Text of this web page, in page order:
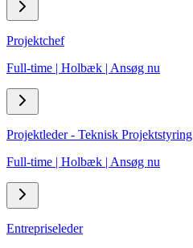
Projektchef
Full-time | Holbæk | Ansøg nu
Projektleder - Teknisk Projektstyring
Full-time | Holbæk | Ansøg nu
Entrepriseleder